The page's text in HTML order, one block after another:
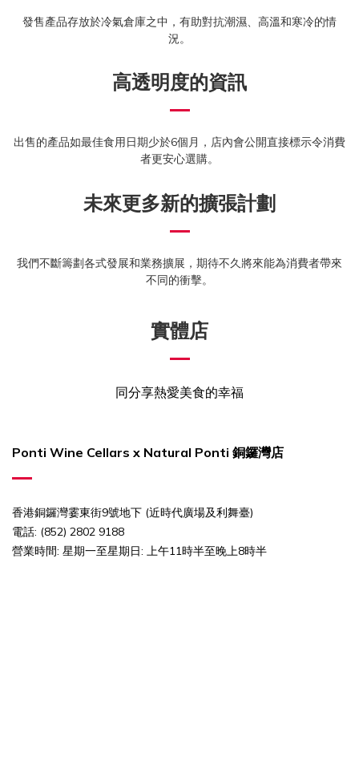
發售產品存放於冷氣倉庫之中，有助對抗潮濕、高溫和寒冷的情
況。
高透明度的資訊
出售的產品如最佳食用日期少於6個月，店內會公開直接標示令消費
者更安心選購。
未來更多新的擴張計劃
我們不斷籌劃各式發展和業務擴展，期待不久將來能為消費者帶來
不同的衝擊。
實體店
同分享熱愛美食的幸福
Ponti Wine Cellars x Natural Ponti 銅鑼灣店
香港銅鑼灣霎東街9號地下 (近時代廣場及利舞臺)
電話: (852) 2802 9188
營業時間: 星期一至星期日: 上午11時半至晚上8時半